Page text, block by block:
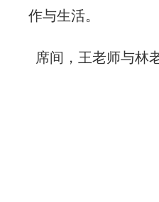
作与生活。
席间，王老师与林